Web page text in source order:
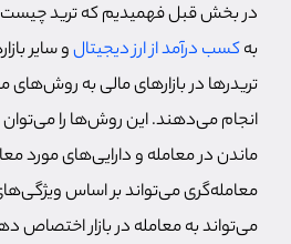
در بخش قبل فهمیدیم که ترید چیست
بهکسب درآمد از ارز دیجیتالو سایر
تریدرها در بازارهای مالی به روش‌های
انجام می‌دهند. این روش‌ها را
ماندن در معامله و دارایی‌های مورد
معامله‌گری می‌تواند بر اساس
می‌تواند به معامله در بازار اختصاص